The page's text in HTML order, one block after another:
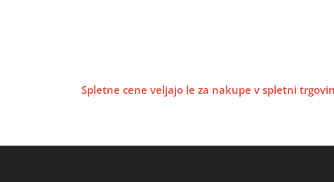
Spletne cene veljajo le za nakupe v spletni